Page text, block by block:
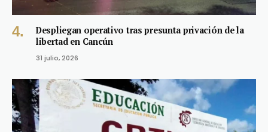
Despliegan operativo tras presunta privación de la
libertad en Cancún
31 julio, 2026